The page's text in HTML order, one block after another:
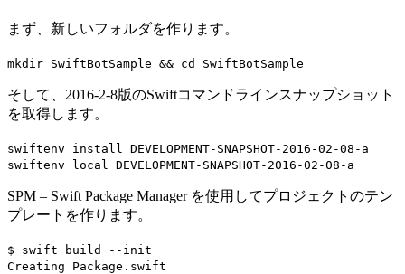
まず、新しいフォルダを作ります。
mkdir SwiftBotSample && cd SwiftBotSample
そして、2016-2-8版のSwiftコマンドラインスナップショット
を取得します。
swiftenv install DEVELOPMENT-SNAPSHOT-2016-02-08-a
swiftenv local DEVELOPMENT-SNAPSHOT-2016-02-08-a
SPM – Swift Package Manager を使用してプロジェクトのテン
プレートを作ります。
$ swift build --init
Creating Package.swift